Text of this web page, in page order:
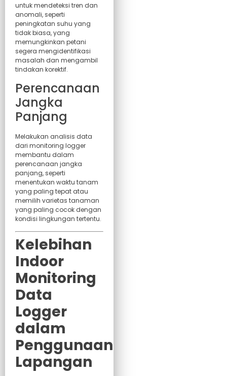
untuk mendeteksi tren dan
anomali, seperti
peningkatan suhu yang
tidak biasa, yang
memungkinkan petani
segera mengidentifikasi
masalah dan mengambil
tindakan korektif.
Perencanaan
Jangka
Panjang
Melakukan analisis data
dari monitoring logger
membantu dalam
perencanaan jangka
panjang, seperti
menentukan waktu tanam
yang paling tepat atau
memilih varietas tanaman
yang paling cocok dengan
kondisi lingkungan tertentu.
Kelebihan
Indoor
Monitoring
Data
Logger
dalam
Penggunaan
Lapangan